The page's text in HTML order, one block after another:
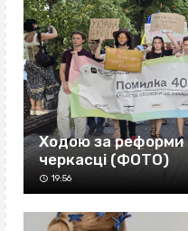
Ходою за реформи
черкасці (ФОТО)
19:56